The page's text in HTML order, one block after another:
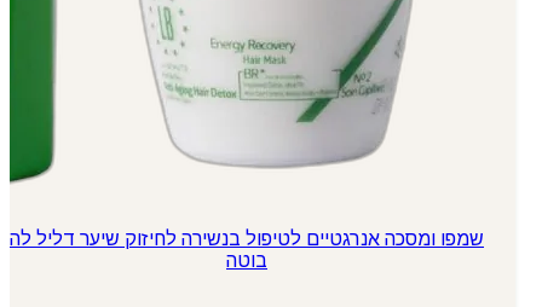
שמפו ומסכה אנרגטיים לטיפול בנשירה לחיזוק שיער דליל לה
בוטה